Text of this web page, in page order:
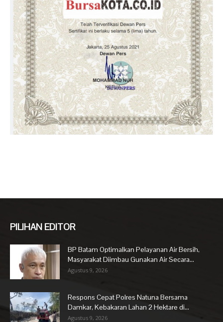
PILIHAN EDITOR
BP Batam Optimalkan Pelayanan Air Bersih,
Masyarakat Diimbau Gunakan Air Secara...
Agustus 9, 2026
Respons Cepat Polres Natuna Bersama
Damkar, Kebakaran Lahan 2 Hektare di...
Agustus 9, 2026